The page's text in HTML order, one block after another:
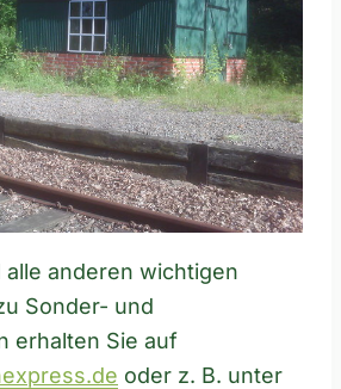
anderen wichtigen
Sonder- und
erhalten Sie auf
oder z. B. unter